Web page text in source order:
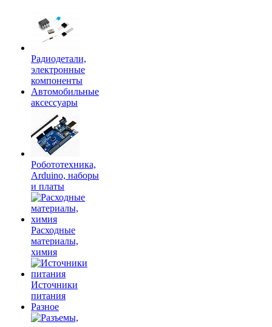
Радиодетали,
электронные
компоненты
Автомобильные
аксессуары
Робототехника,
Arduino, наборы
и платы
Расходные
материалы,
химия
Источники
питания
Разное